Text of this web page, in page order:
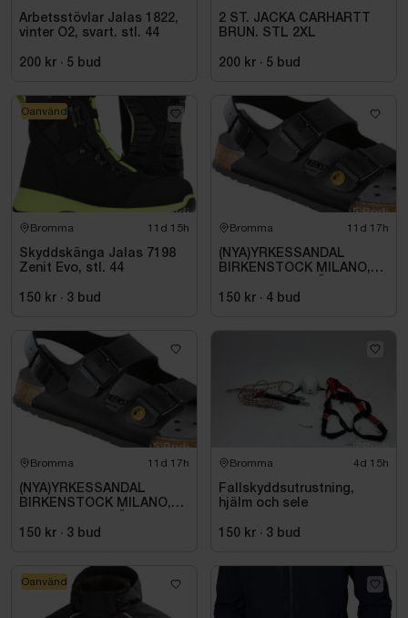
Arbetsstövlar Jalas 1822,
vinter O2, svart. stl. 44
200 kr · 5 bud
2 ST. JACKA CARHARTT
BRUN. STL 2XL
200 kr · 5 bud
Bromma 11d 15h
Skyddskänga Jalas 7198
Zenit Evo, stl. 44
150 kr · 3 bud
Oanvänd
Bromma 11d 17h
(NYA)YRKESSANDAL
BIRKENSTOCK MILANO,
SVART. STL 42
150 kr · 4 bud
Bromma 11d 17h
(NYA)YRKESSANDAL
BIRKENSTOCK MILANO,
SVART. STL 42
150 kr · 3 bud
Bromma 4d 15h
Fallskyddsutrustning,
hjälm och sele
150 kr · 3 bud
Oanvänd